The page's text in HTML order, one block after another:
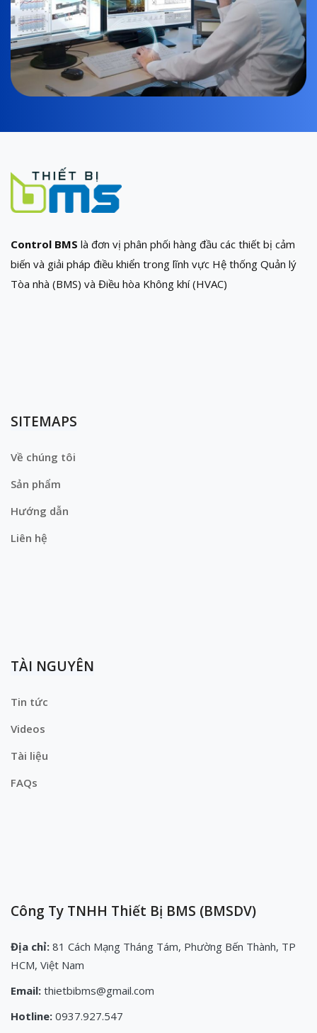
Control BMS là đơn vị phân phối hàng đầu các thiết bị cảm
biến và giải pháp điều khiển trong lĩnh vực Hệ thống Quản lý
Tòa nhà (BMS) và Điều hòa Không khí (HVAC)
SITEMAPS
Về chúng tôi
Sản phẩm
Hướng dẫn
Liên hệ
TÀI NGUYÊN
Tin tức
Videos
Tài liệu
FAQs
Công Ty TNHH Thiết Bị BMS (BMSDV)
Địa chỉ: 81 Cách Mạng Tháng Tám, Phường Bến Thành, TP
HCM, Việt Nam
Email: thietbibms@gmail.com
Hotline: 0937.927.547